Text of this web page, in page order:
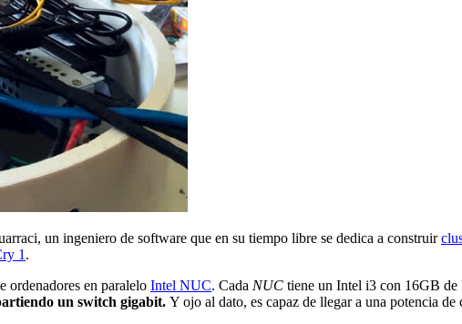
un ingeniero de software que en su tiempo libre se dedica a construir
1 .
ordenadores en paralelo Intel NUC. Cada NUC tiene un Intel i3 con 16GB
un switch gigabit. Y ojo al dato, es capaz de llegar a una potencia de